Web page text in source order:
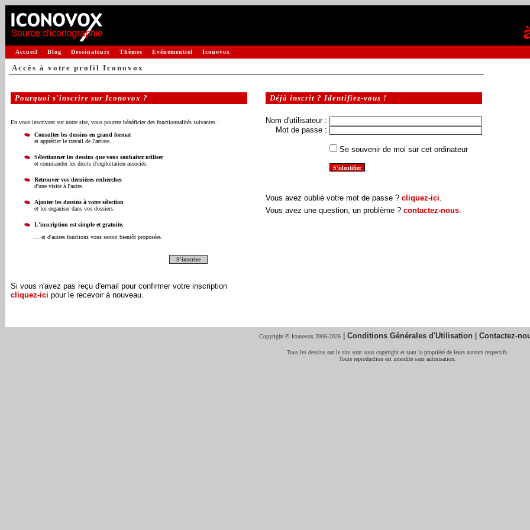
Accueil Blog Dessinateurs Thèmes Evénementiel Iconovox
Accès à votre profil Iconovox
Pourquoi s'inscrire sur Iconovox ? Déjà inscrit ? Identifiez-vous !
En vous inscrivant sur notre site, vous pourrez bénéficier des fonctionnalités suivantes :
Consulter les dessins en grand format
et apprécier le travail de l'artiste.
Sélectionner les dessins que vous souhaitez utiliser
et commander les droits d'exploitation associés.
Retrouver vos dernières recherches
d'une visite à l'autre.
Ajouter les dessins à votre sélection
et les organiser dans vos dossiers.
L'inscription est simple et gratuite.
... et d'autres fonctions vous seront bientôt proposées.
S'inscrire
Si vous n'avez pas reçu d'email pour confirmer votre inscription
cliquez-ici pour le recevoir à nouveau.
Nom d'utilisateur :
Mot de passe :
Se souvenir de moi sur cet ordinateur
Vous avez oublié votre mot de passe ? cliquez-ici
Vous avez une question, un problème ? contactez-nous.
Copyright © Iconovox 2006-2026 | Conditions Générales d'Utilisation | Contactez-
Tous les dessins sur le site sont sous copyright et sont la propriété de leurs auteurs respectifs.
Toute reproduction est interdite sans autorisation.